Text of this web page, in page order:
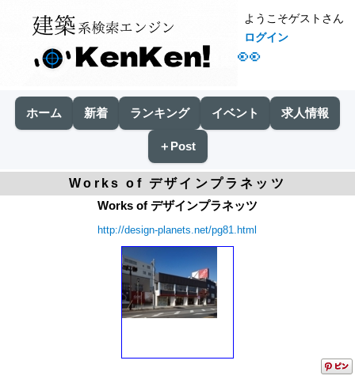
👀
ようこそゲストさん
ログイン
ホーム 新着 ランキング イベント 求人情報
＋Post
Works of デザインプラネッツ
Works of デザインプラネッツ
http://design-planets.net/pg81.html